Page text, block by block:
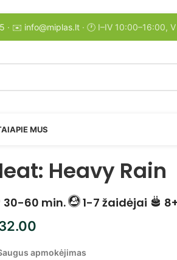
· ✉️ info@miplas.lt · 🕐 I–IV 10:00–16:00,
APIE MUS
Heavy Rain
30-60 min. 1-7 žaidėjai 8+
apmokėjimas